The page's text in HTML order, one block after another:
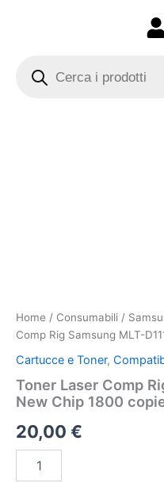
search
Home / Consumabili /
Comp Rig Samsung MLT-
Cartucce e Toner,
Toner Laser Comp
New Chip 1800
20,00 €